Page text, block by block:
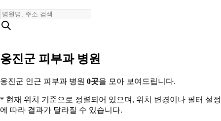
옹진군 피부과 병원
옹진군 인근 피부과 병원 0곳을 모아 보여드립니다.
* 현재 위치 기준으로 정렬되어 있으며, 위치 변경이나 필터 설정
에 따라 결과가 달라질 수 있습니다.